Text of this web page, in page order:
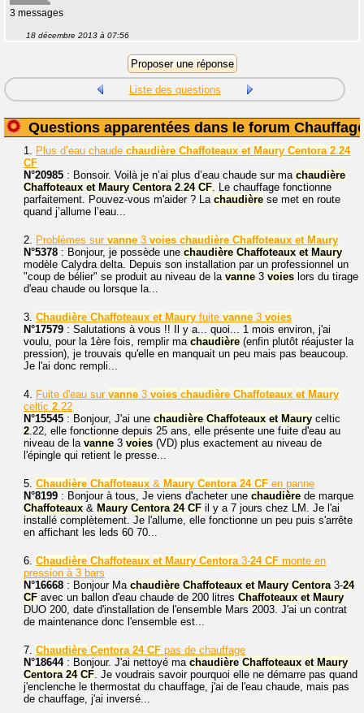
3 messages
18 décembre 2013 à 07:56
Liste des questions
Questions apparentées dans le forum
1. Plus d’eau chaude chaudière Chaffoteaux et Maury Centora 2.24
CF
N°20985 : Bonsoir. Voilà je n’ai plus d’eau chaude sur ma chaudière
Chaffoteaux et Maury Centora 2.24 CF. Le chauffage fonctionne
parfaitement. Pouvez-vous m'aider ? La chaudière se met en route
quand j’allume l’eau...
2. Problèmes sur vanne 3 voies chaudière Chaffoteaux et Maury
N°5378 : Bonjour, je possède une chaudière Chaffoteaux et Maury
modèle Calydra delta. Depuis son installation par un professionnel un
"coup de bélier" se produit au niveau de la vanne 3 voies lors du tirage
d'eau chaude ou lorsque la...
3. Chaudière Chaffoteaux et Maury fuite vanne 3 voies
N°17579 : Salutations à vous !! Il y a... quoi... 1 mois environ, j'ai
voulu, pour la 1ère fois, remplir ma chaudière (enfin plutôt réajuster la
pression), je trouvais qu'elle en manquait un peu mais pas beaucoup.
Je l'ai donc rempli...
4. Fuite d'eau sur vanne 3 voies chaudière Chaffoteaux et Maury
celtic 2.22
N°15545 : Bonjour, J'ai une chaudière Chaffoteaux et Maury celtic
2.22, elle fonctionne depuis 25 ans, elle présente une fuite d'eau au
niveau de la vanne 3 voies (VD) plus exactement au niveau de
l'épingle qui retient le presse...
5. Chaudière Chaffoteaux & Maury Centora 24 CF en panne
N°8199 : Bonjour à tous, Je viens d'acheter une chaudière de marque
Chaffoteaux & Maury Centora 24 CF il y a 7 jours chez LM. Je l'ai
installé complètement. Je l'allume, elle fonctionne un peu puis s'arrête
en affichant les leds 60 70...
6. Chaudière Chaffoteaux et Maury Centora3-24 CF monte en
pression à 3 bars
N°16668 : Bonjour Ma chaudière Chaffoteaux et Maury Centora3-24
CF avec un ballon d'eau chaude de 200 litres Chaffoteaux et Maury
DUO 200, date d'installation de l'ensemble Mars 2003. J'ai un contrat
de maintenance donc l'ensemble est...
7. Chaudière Centora 24 CF pas de chauffage
N°18644: Bonjour. J'ai nettoyé ma chaudière Chaffoteaux et Maury
Centora 24 CF. Je voudrais savoir pourquoi elle ne démarre pas quand
j'enclenche le thermostat du chauffage, j'ai de l'eau chaude, mais pas
de chauffage, j'ai inversé...